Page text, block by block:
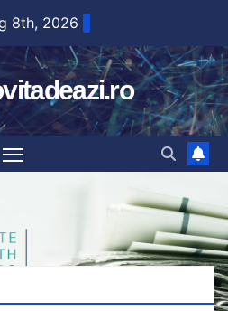
8th, 2026